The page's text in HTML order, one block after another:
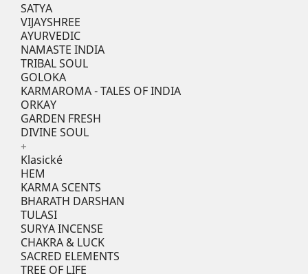
SATYA
VIJAYSHREE
AYURVEDIC
NAMASTE INDIA
TRIBAL SOUL
GOLOKA
KARMAROMA - TALES OF INDIA
ORKAY
GARDEN FRESH
DIVINE SOUL
+
Klasické
HEM
KARMA SCENTS
BHARATH DARSHAN
TULASI
SURYA INCENSE
CHAKRA & LUCK
SACRED ELEMENTS
TREE OF LIFE